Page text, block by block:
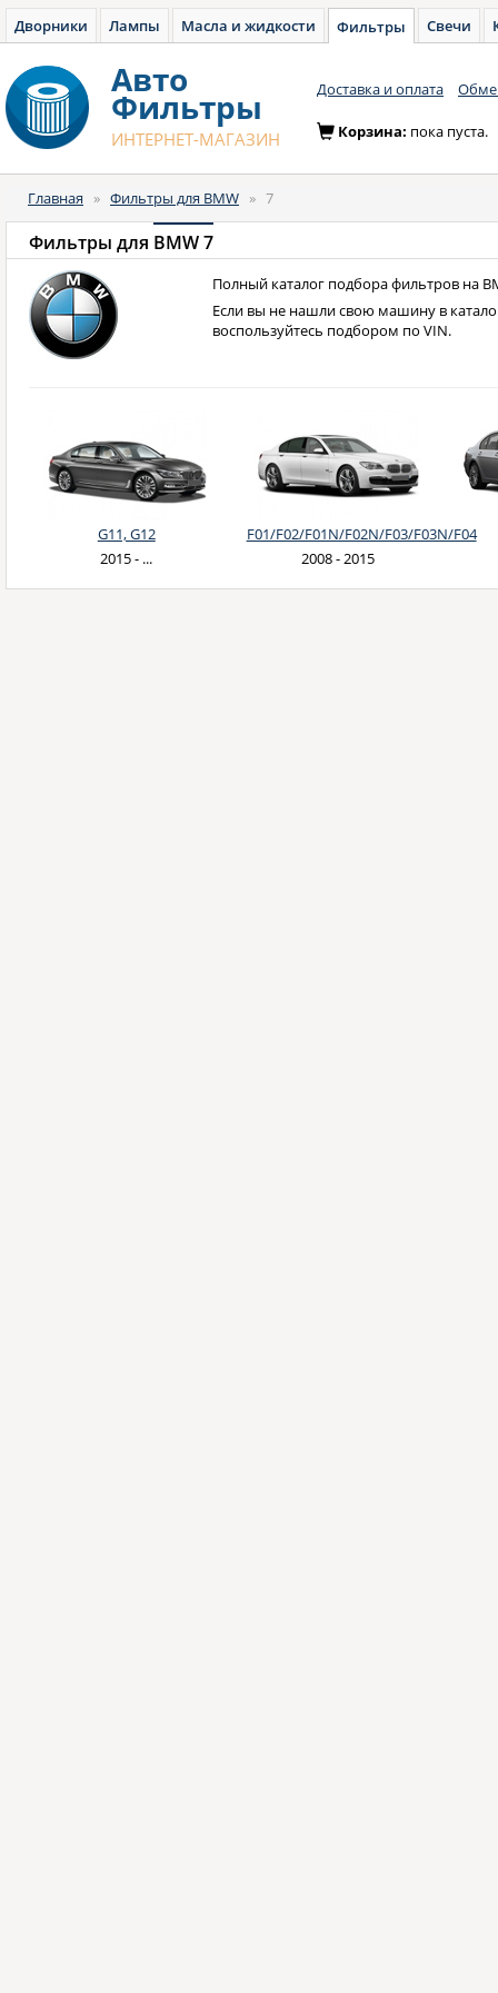
Дворники Лампы Масла и жидкости Фильтры Свечи
Авто
Фильтры
ИНТЕРНЕТ-МАГАЗИН
Доставка и оплата
Корзина: пока пуста.
Главная » Фильтры для BMW » 7
Фильтры для BMW 7
Полный каталог подбора фильтров на
Если вы не нашли свою машину в
воспользуйтесь подбором по VIN.
G11, G12
2015 - ...
F01/F02/F01N/F02N/F03/F03N/F04
2008 - 2015